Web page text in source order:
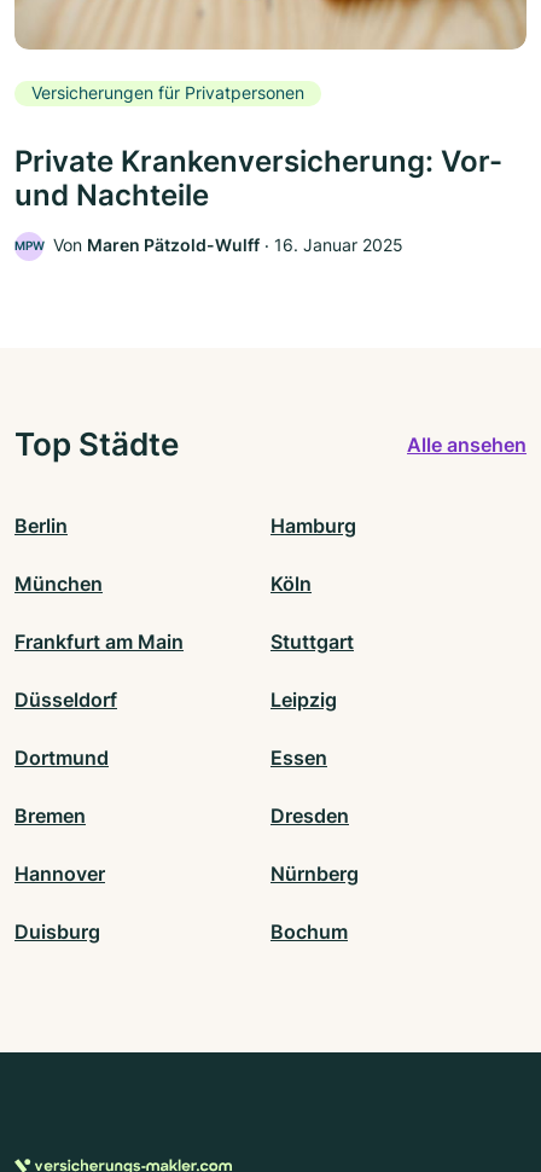
Versicherungen für Privatpersonen
Private Krankenversicherung: Vor-
und Nachteile
MPW Von Maren Pätzold-Wulff ‧ 16. Januar 2025
Top Städte Alle ansehen
Berlin Hamburg
München Köln
Frankfurt am Main Stuttgart
Düsseldorf Leipzig
Dortmund Essen
Bremen Dresden
Hannover Nürnberg
Duisburg Bochum